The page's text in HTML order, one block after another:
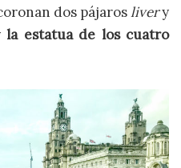
dos pájaroslivery
la estatua de los cuatro